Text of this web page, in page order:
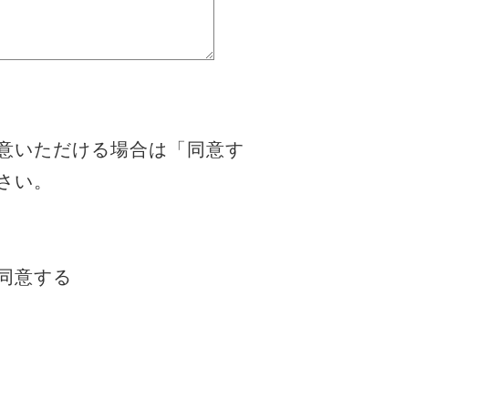
いただける場合は「同意す
い。
意する